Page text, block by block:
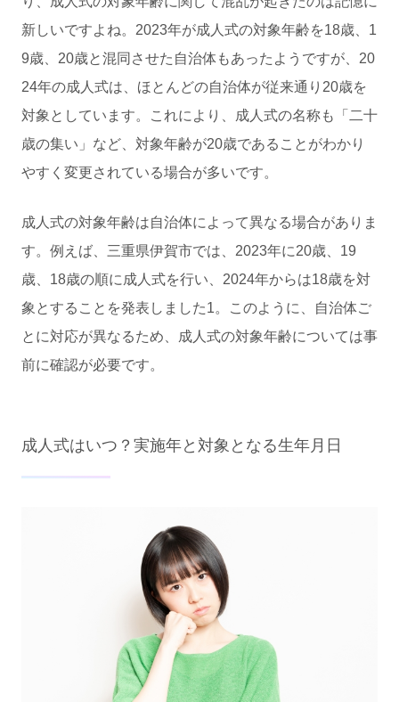
新しいですよね。2023年が成人式の対象年齢を18歳、1
9歳、20歳と混同させた自治体もあったようですが、20
24年の成人式は、ほとんどの自治体が従来通り20歳を
対象としています。これにより、成人式の名称も「二十
歳の集い」など、対象年齢が20歳であることがわかり
やすく変更されている場合が多いです。
成人式の対象年齢は自治体によって異なる場合がありま
す。例えば、三重県伊賀市では、2023年に20歳、19
歳、18歳の順に成人式を行い、2024年からは18歳を対
象とすることを発表しました1。このように、自治体ご
とに対応が異なるため、成人式の対象年齢については事
前に確認が必要です。
成人式はいつ？実施年と対象となる生年月日